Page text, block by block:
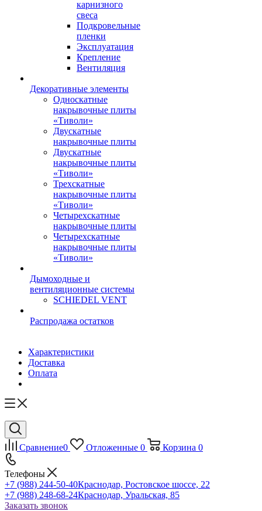
карнизного
свеса
Подкровельные
пленки
Эксплуатация
Крепление
Вентиляция
Декоративные элементы
Односкатные
накрывочные плиты
«Тиволи»
Двускатные
накрывочные плиты
Двускатные
накрывочные плиты
«Тиволи»
Трехскатные
накрывочные плиты
«Тиволи»
Четырехскатные
накрывочные плиты
Четырехскатные
накрывочные плиты
«Тиволи»
Дымоходные и
вентиляционные системы
SCHIEDEL VENT
Распродажа остатков
Характеристики
Доставка
Оплата
Сравнение0 Отложенные 0 Корзина 0
Телефоны
+7 (988) 244-50-40Краснодар, Ростовское шоссе, 22
+7 (988) 248-68-24Краснодар, Уральская, 85
Заказать звонок